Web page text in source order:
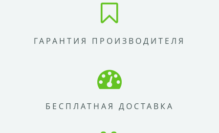
ГАРАНТИЯ ПРОИЗВОДИТЕЛЯ
БЕСПЛАТНАЯ ДОСТАВКА